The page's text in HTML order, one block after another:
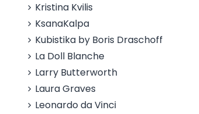
Kristina Kvilis
KsanaKalpa
Kubistika by Boris Draschoff
La Doll Blanche
Larry Butterworth
Laura Graves
Leonardo da Vinci